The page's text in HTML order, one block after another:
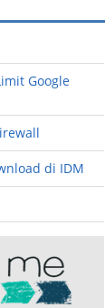
Google
di IDM